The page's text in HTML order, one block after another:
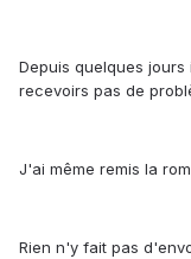
Depuis quelques jours
recevoirs pas de
J'ai même remis la
Rien n'y fait pas